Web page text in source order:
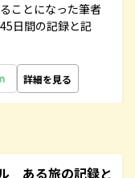
ことになった筆者
日間の記録と記
詳細を見る
ある旅の記録と